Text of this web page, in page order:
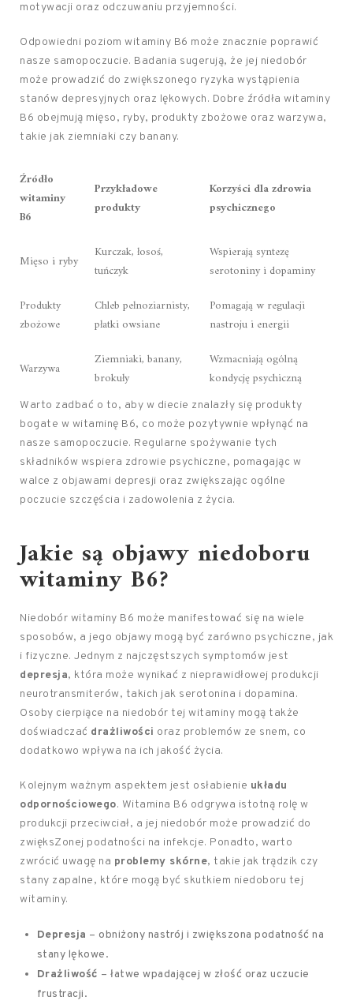
motywacji oraz odczuwaniu przyjemności.
Odpowiedni poziom witaminy B6 może znacznie poprawić
nasze samopoczucie. Badania sugerują, że jej niedobór
może prowadzić do zwiększonego ryzyka wystąpienia
stanów depresyjnych oraz lękowych. Dobre źródła witaminy
B6 obejmują mięso, ryby, produkty zbożowe oraz warzywa,
takie jak ziemniaki czy banany.
Źródło
witaminy
B6
Przykładowe
produkty
Korzyści dla zdrowia
psychicznego
Mięso i ryby
Kurczak, łosoś,
tuńczyk
Wspierają syntezę
serotoniny i dopaminy
Produkty
zbożowe
Chleb pełnoziarnisty,
płatki owsiane
Pomagają w regulacji
nastroju i energii
Warzywa
Ziemniaki, banany,
brokuły
Wzmacniają ogólną
kondycję psychiczną
Warto zadbać o to, aby w diecie znalazły się produkty
bogate w witaminę B6, co może pozytywnie wpłynąć na
nasze samopoczucie. Regularne spożywanie tych
składników wspiera zdrowie psychiczne, pomagając w
walce z objawami depresji oraz zwiększając ogólne
poczucie szczęścia i zadowolenia z życia.
Jakie są objawy niedoboru
witaminy B6?
Niedobór witaminy B6 może manifestować się na wiele
sposobów, a jego objawy mogą być zarówno psychiczne, jak
i fizyczne. Jednym z najczęstszych symptomów jest
depresja, która może wynikać z nieprawidłowej produkcji
neurotransmiterów, takich jak serotonina i dopamina.
Osoby cierpiące na niedobór tej witaminy mogą także
doświadczać drażliwości oraz problemów ze snem, co
dodatkowo wpływa na ich jakość życia.
Kolejnym ważnym aspektem jest osłabienie układu
odpornościowego. Witamina B6 odgrywa istotną rolę w
produkcji przeciwciał, a jej niedobór może prowadzić do
zwięksZonej podatności na infekcje. Ponadto, warto
zwrócić uwagę na problemy skórne, takie jak trądzik czy
stany zapalne, które mogą być skutkiem niedoboru tej
witaminy.
Depresja – obniżony nastrój i zwiększona podatność na
stany lękowe.
Drażliwość – łatwe wpadającej w złość oraz uczucie
frustracji.